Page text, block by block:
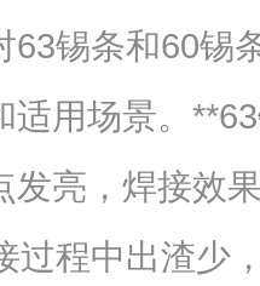
63锡条和60锡
适用场景。
发亮，焊接效
过程中出渣少